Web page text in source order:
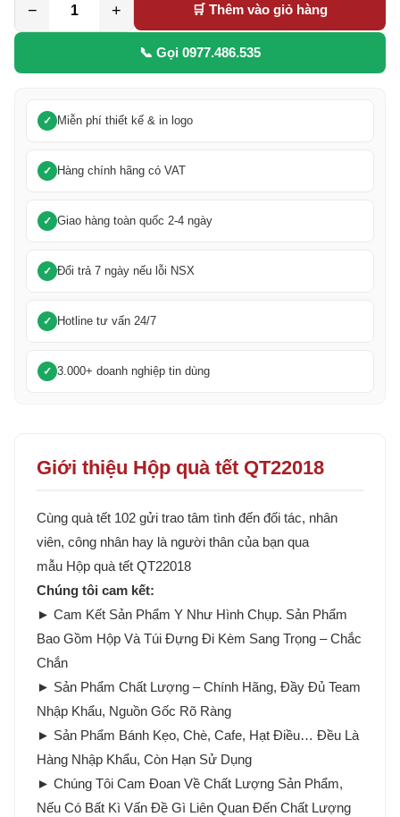
− + 🛒 Thêm vào giỏ hàng
📞 Gọi 0977.486.535
Miễn phí thiết kế & in logo
Hàng chính hãng có VAT
Giao hàng toàn quốc 2-4 ngày
Đổi trả 7 ngày nếu lỗi NSX
Hotline tư vấn 24/7
3.000+ doanh nghiệp tin dùng
Giới thiệu Hộp quà tết QT22018
Cùng quà tết 102 gửi trao tâm tình đến đối tác, nhân
viên, công nhân hay là người thân của bạn qua
mẫu Hộp quà tết QT22018
Chúng tôi cam kết:
► Cam Kết Sản Phẩm Y Như Hình Chụp. Sản Phẩm
Bao Gồm Hộp Và Túi Đựng Đi Kèm Sang Trọng – Chắc
Chắn
► Sản Phẩm Chất Lượng – Chính Hãng, Đầy Đủ Team
Nhập Khẩu, Nguồn Gốc Rõ Ràng
► Sản Phẩm Bánh Kẹo, Chè, Cafe, Hạt Điều… Đều Là
Hàng Nhập Khẩu, Còn Hạn Sử Dụng
► Chúng Tôi Cam Đoan Về Chất Lượng Sản Phẩm,
Nếu Có Bất Kì Vấn Đề Gì Liên Quan Đến Chất Lượng